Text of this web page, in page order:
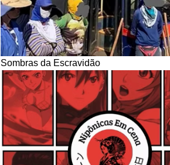
Sombras da Escravidão